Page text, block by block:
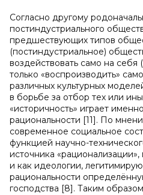
Согласно другому
постиндустриального
предшествующих типов
(постиндустриальное)
воздействовать само на себя
только «воспроизводить»
различных культурных
в борьбе за отбор тех или
«историчность» играет
рациональности [11]. По
современное социальное
функцией научно-
источника
и как идеологии,
рациональности
господства [8]. Таким